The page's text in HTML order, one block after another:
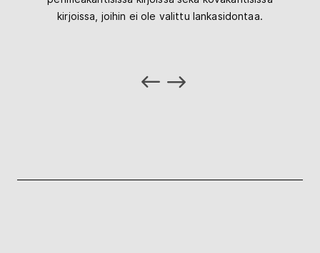
kirjoissa, joihin ei ole valittu lankasidontaa.